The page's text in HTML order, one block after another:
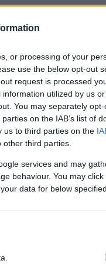
or processing of your
use the below opt-out
request is processed
utilized by us
You may separately
on the IAB’s list of
us to third parties on the
third parties.
services and may
behaviour. You may
data for below
της
που έγιναν σε
των
της